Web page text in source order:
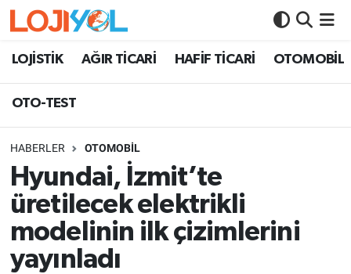
LOJİSTİK AĞIR TİCARİ HAFİF TİCARİ OTOMOBİL
OTO-TEST
HABERLER OTOMOBİL
Hyundai, İzmit’te
üretilecek elektrikli
modelinin ilk çizimlerini
yayınladı
OTO-TEST